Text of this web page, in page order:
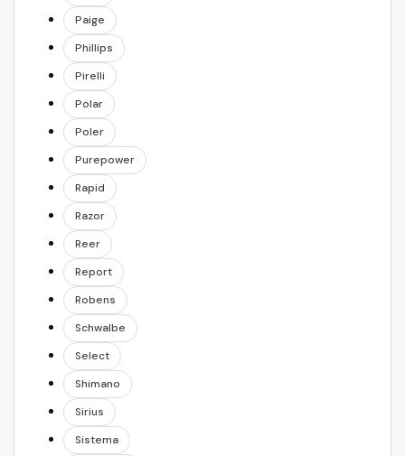
Paige
Phillips
Pirelli
Polar
Poler
Purepower
Rapid
Razor
Reer
Report
Robens
Schwalbe
Select
Shimano
Sirius
Sistema